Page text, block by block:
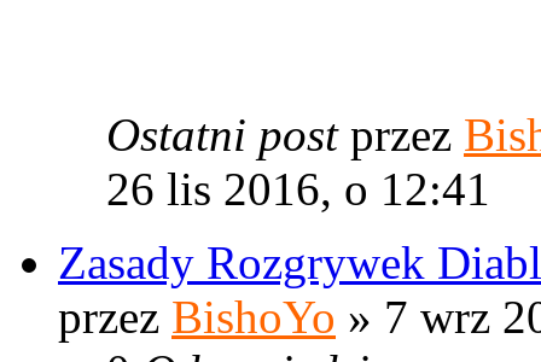
Ostatni post przez
26 lis 2016, o 12:41
Zasady Rozgrywek
przez BishoYo » 7 wrz